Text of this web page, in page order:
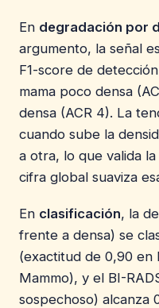
En degradación por
argumento, la señal
F1-score de
mama poco densa
densa (ACR 4). La
cuando sube la
a otra, lo que valida
cifra global suaviza
En clasificación, la
frente a densa) se
(exactitud de 0,90 en
Mammo), y el BI-
sospechoso) alcanza